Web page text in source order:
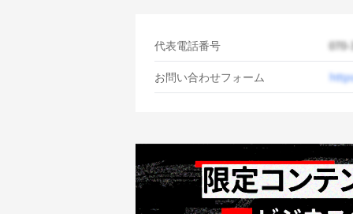
代表電話番号
お問い合わせフォーム